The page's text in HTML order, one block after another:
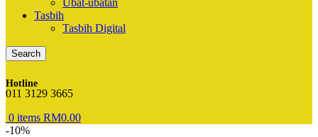
Tasbih
Tasbih Digital
Search
Hotline
011 3129 3665
0 items RM0.00
-10%